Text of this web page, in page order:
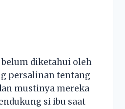
belum diketahui oleh
persalinan tentang
mustinya mereka
si ibu saat